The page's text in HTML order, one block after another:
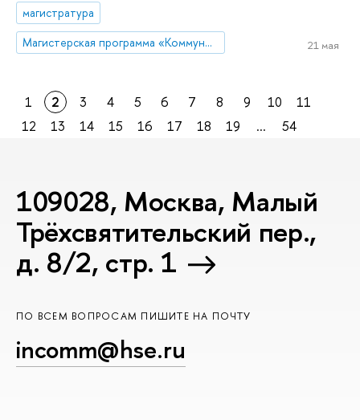
магистратура
Магистерская программа «Коммуникации в государственных структурах и НКО»
21 мая
1 2 3 4 5 6 7 8 9 10
11
12
13 14 15 16 17 18 19 ... 54
109028, Москва, Малый
Трёхсвятительский пер.,
д. 8/2, стр. 1
ПО ВСЕМ ВОПРОСАМ ПИШИТЕ НА ПОЧТУ
incomm@hse.ru